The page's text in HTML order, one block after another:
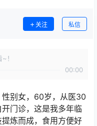
关注 私信
！
00:00
别女，60岁，从医30
门诊，这是我多年临
炼而成，食用方便好